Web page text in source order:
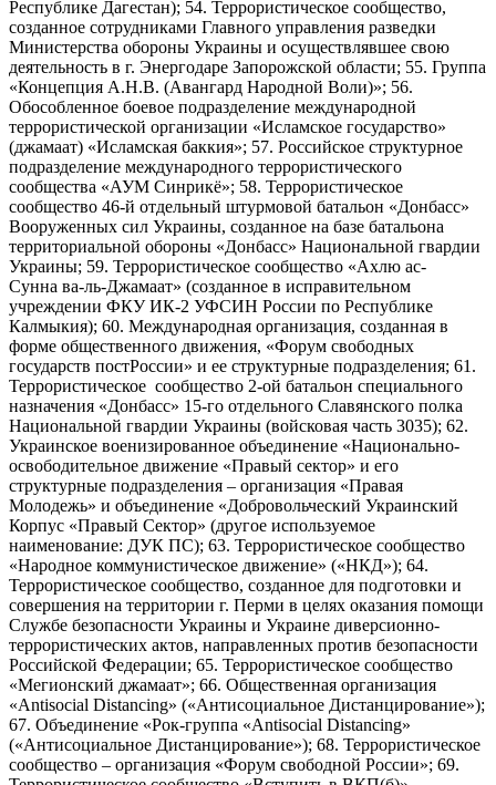
Республике Дагестан); 54. Террористическое сообщество,
созданное сотрудниками Главного управления разведки
Министерства обороны Украины и осуществлявшее свою
деятельность в г. Энергодаре Запорожской области; 55. Группа
«Концепция А.Н.В. (Авангард Народной Воли)»; 56.
Обособленное боевое подразделение международной
террористической организации «Исламское государство»
(джамаат) «Исламская баккия»; 57. Российское структурное
подразделение международного террористического
сообщества «АУМ Синрикё»; 58. Террористическое
сообщество 46-й отдельный штурмовой батальон «Донбасс»
Вооруженных сил Украины, созданное на базе батальона
территориальной обороны «Донбасс» Национальной гвардии
Украины; 59. Террористическое сообщество «Ахлю ас-
Сунна ва-ль-Джамаат» (созданное в исправительном
учреждении ФКУ ИК-2 УФСИН России по Республике
Калмыкия); 60. Международная организация, созданная в
форме общественного движения, «Форум свободных
государств постРоссии» и ее структурные подразделения; 61.
Террористическое сообщество 2-ой батальон специального
назначения «Донбасс» 15-го отдельного Славянского полка
Национальной гвардии Украины (войсковая часть 3035); 62.
Украинское военизированное объединение «Национально-
освободительное движение «Правый сектор» и его
структурные подразделения – организация «Правая
Молодежь» и объединение «Добровольческий Украинский
Корпус «Правый Сектор» (другое используемое
наименование: ДУК ПС); 63. Террористическое сообщество
«Народное коммунистическое движение» («НКД»); 64.
Террористическое сообщество, созданное для подготовки и
совершения на территории г. Перми в целях оказания помощи
Службе безопасности Украины и Украине диверсионно-
террористических актов, направленных против безопасности
Российской Федерации; 65. Террористическое сообщество
«Мегионский джамаат»; 66. Общественная организация
«Antisocial Distancing» («Антисоциальное Дистанцирование»);
67. Объединение «Рок-группа «Antisocial Distancing»
(«Антисоциальное Дистанцирование»); 68. Террористическое
сообщество – организация «Форум свободной России»; 69.